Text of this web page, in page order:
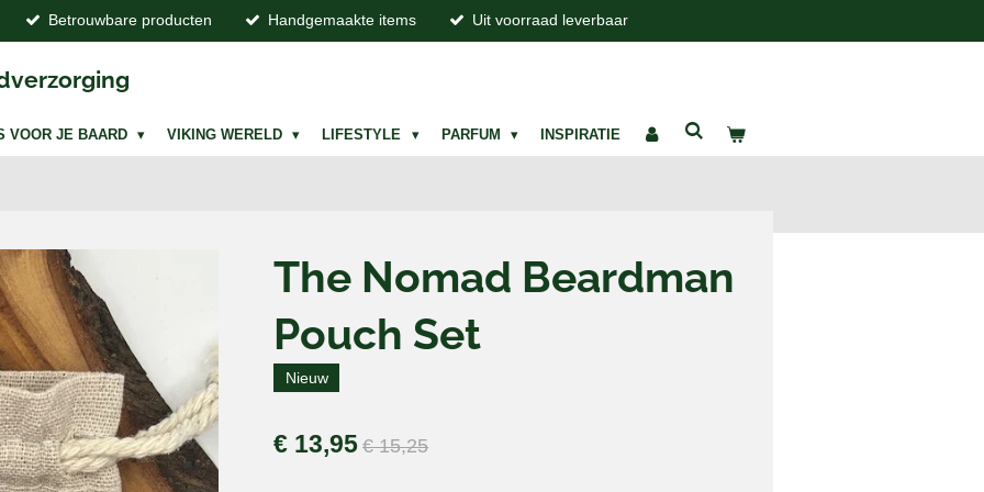
Betrouwbare producten Handgemaakte items Uit voorraad leverbaar
VOOR JE BAARD VIKING WERELD LIFESTYLE PARFUM INSPIRATIE
The Nomad Beardman
Pouch Set
Nieuw
€ 13,95 € 15,25